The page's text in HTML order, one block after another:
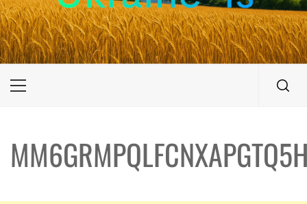
UKRAINE-IS
ПОДОРОЖI ПО УКРАЇНІ
Primary